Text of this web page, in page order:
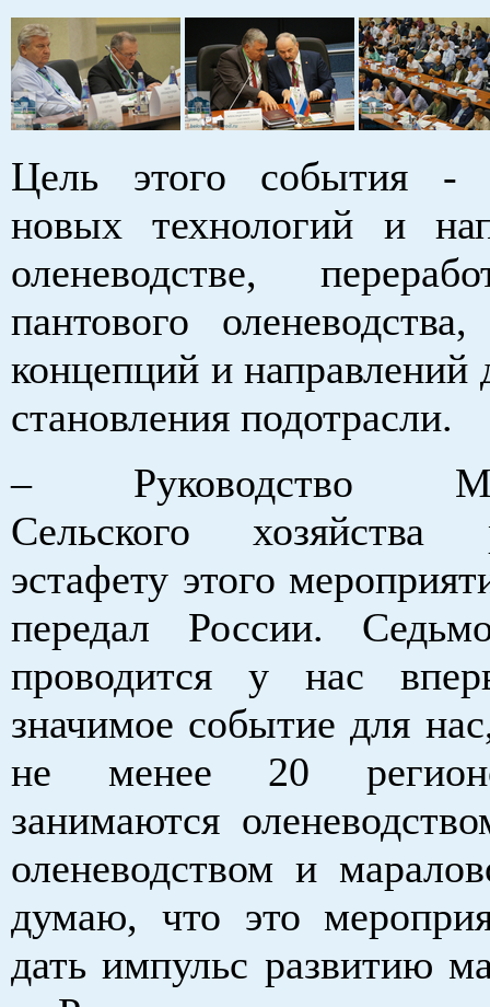
Цель этого события -
новых технологий и
оленеводстве,
пантового
концепций и направлений
становления подотрасли.
– Руководство
Сельского
эстафету этого
передал России.
проводится у нас
значимое событие для
не менее 20
занимаются
оленеводством и
думаю, что это
дать импульс развитию